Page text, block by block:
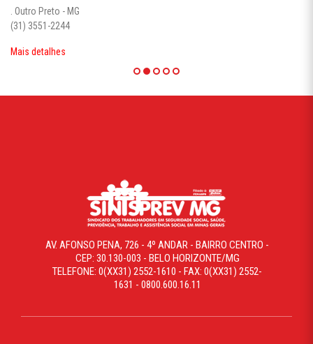
. Outro Preto - MG
(31) 3551-2244
Mais detalhes
AV. AFONSO PENA, 726 - 4º ANDAR - BAIRRO CENTRO -
CEP: 30.130-003 - BELO HORIZONTE/MG
TELEFONE: 0(XX31) 2552-1610 - FAX: 0(XX31) 2552-
1631 - 0800.600.16.11